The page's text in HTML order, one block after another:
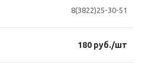
8(3822)25-30-51
180 руб./шт